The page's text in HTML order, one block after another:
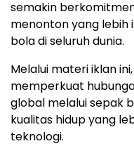
semakin
menonton yang lebih
bola di seluruh dunia.
Melalui materi iklan
memperkuat
global melalui sepak
kualitas hidup yang
teknologi.